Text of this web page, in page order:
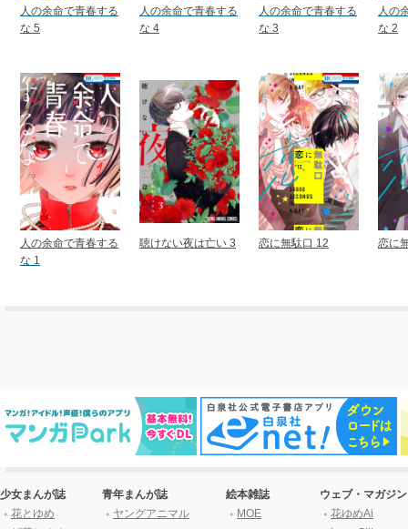
人の余命で青春する
な 5
人の余命で青春する
な 4
人の余命で青春する
な 3
人の
な 2
人の余命で青春する
な 1
聴けない夜は亡い 3 恋に無駄口 12 恋に
少女まんが誌
花とゆめ
青年まんが誌
ヤングアニマル
絵本雑誌
MOE
ウェブ・マガジン
花ゆめAi